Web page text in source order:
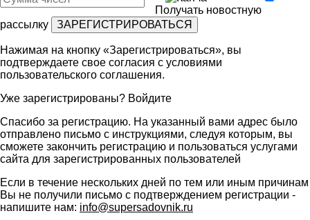
Получать новостную
рассылку
Нажимая на кнопку «Зарегистрироваться», вы
подтверждаете свое согласия с условиями
пользовательского соглашения.
Уже зарегистрированы? Войдите
Спасибо за регистрацию. На указанный вами адрес было
отправлено письмо с инструкциями, следуя которым, вы
сможете закончить регистрацию и пользоваться услугами
сайта для зарегистрированных пользователей
Если в течение нескольких дней по тем или иным причинам
Вы не получили письмо с подтверждением регистрации -
напишите нам: info@supersadovnik.ru